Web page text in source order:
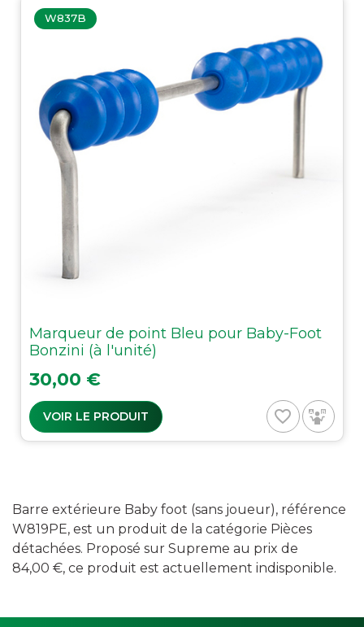
W837B
Marqueur de point Bleu pour Baby-Foot
Bonzini (à l'unité)
Prix
30,00 €
VOIR LE PRODUIT favorite_border
Barre extérieure Baby foot (sans joueur), référence
W819PE, est un produit de la catégorie Pièces
détachées. Proposé sur Supreme au prix de
84,00 €, ce produit est actuellement indisponible.